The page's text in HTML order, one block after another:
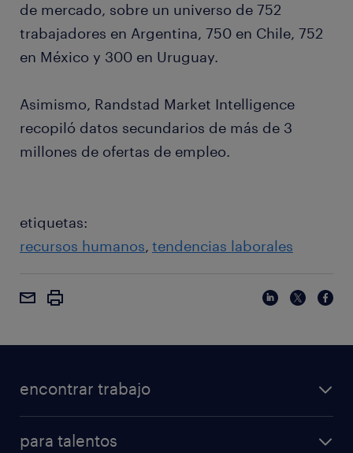
de mercado, sobre un universo de 752
trabajadores en Argentina, 750 en Chile, 752
en México y 300 en Uruguay.
Asimismo, Randstad Market Intelligence
recopiló datos secundarios de más de 3
millones de ofertas de empleo.
etiquetas:
recursos humanos tendencias laborales
encontrar trabajo
para talentos